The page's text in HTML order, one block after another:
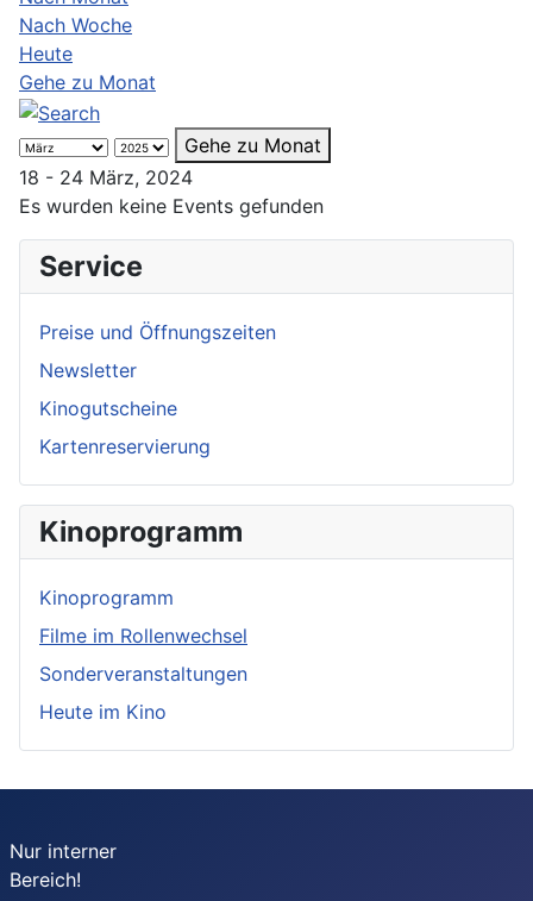
Nach Woche
Heute
Gehe zu Monat
Gehe zu Monat
18 - 24 März, 2024
Es wurden keine Events gefunden
Service
Preise und Öffnungszeiten
Newsletter
Kinogutscheine
Kartenreservierung
Kinoprogramm
Kinoprogramm
Filme im Rollenwechsel
Sonderveranstaltungen
Heute im Kino
Nur interner
Bereich!